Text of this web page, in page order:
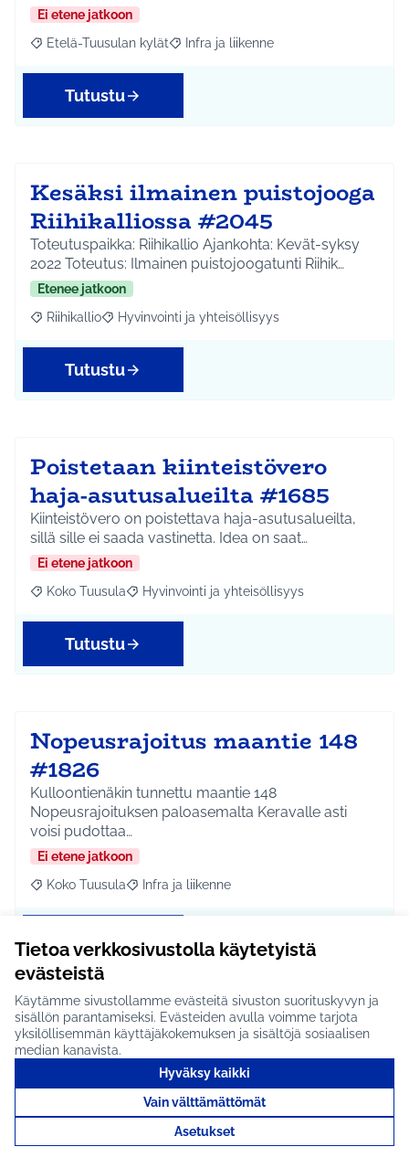
Tietoa verkkosivustolla käytetyistä
evästeistä
Käytämme sivustollamme evästeitä sivuston suorituskyvyn ja
sisällön parantamiseksi. Evästeiden avulla voimme tarjota
yksilöllisemmän käyttäjäkokemuksen ja sisältöjä sosiaalisen
median kanavista.
Hyväksy kaikki
Vain välttämättömät
Asetukset
Ei etene jatkoon
Rajaa tulokset aihepiirin mukaan: Etelä-Tuusulan kylät
Etelä-Tuusulan kylät Rajaa tulokset teeman mukaan: Infra ja
Infra ja liikenne
Tutustu
Kesäksi ilmainen puistojooga
Riihikalliossa #2045
Toteutuspaikka: Riihikallio Ajankohta: Kevät-syksy
2022 Toteutus: Ilmainen puistojoogatunti Riihik…
Etenee jatkoon
Rajaa tulokset aihepiirin mukaan: Riihikallio
Riihikallio Rajaa tulokset teeman mukaan: Hyvinvointi ja
Hyvinvointi ja yhteisöllisyys
Tutustu
Poistetaan kiinteistövero
haja-asutusalueilta #1685
Kiinteistövero on poistettava haja-asutusalueilta,
sillä sille ei saada vastinetta. Idea on saat…
Ei etene jatkoon
Rajaa tulokset aihepiirin mukaan: Koko Tuusula
Koko Tuusula Rajaa tulokset teeman mukaan: Hyvinvointi ja
Hyvinvointi ja yhteisöllisyys
Tutustu
Nopeusrajoitus maantie 148
#1826
Kulloontienäkin tunnettu maantie 148
Nopeusrajoituksen paloasemalta Keravalle asti
voisi pudottaa…
Ei etene jatkoon
Rajaa tulokset aihepiirin mukaan: Koko Tuusula
Koko Tuusula Rajaa tulokset teeman mukaan: Infra ja liikenne
Infra ja liikenne
HSL:n reittiverkoston
uudistus #1684
Uudistetaan HSL:n reittiverkosto palvelemaan
asukkaita paremmin. Lisää suoria yhteyksiä.
Ei etene jatkoon